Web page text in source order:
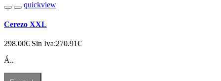
quickview
Cerezo XXL
298.00€ Sin Iva:270.91€
Á..